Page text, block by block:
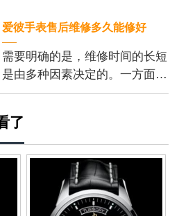
证手表准确走时的基
爱彼手表售后维修多久能修好
需要明确的是，维修时间的长短
是由多种因素决定的。一方面，
维修的复杂程度是个重要的考虑
池或调整表带长度，
了